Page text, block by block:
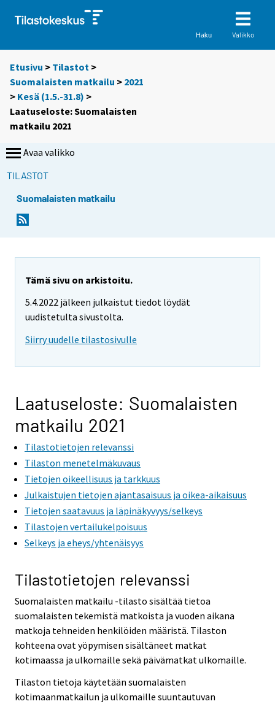
Haku Valikko
Etusivu > Tilastot >
Suomalaisten matkailu > 2021
> Kesä (1.5.-31.8) >
Laatuseloste: Suomalaisten
matkailu 2021
Avaa valikko
TILASTOT
Suomalaisten matkailu
Tämä sivu on arkistoitu.
5.4.2022 jälkeen julkaistut tiedot löydät
uudistetulta sivustolta.
Siirry uudelle tilastosivulle
Laatuseloste: Suomalaisten
matkailu 2021
Tilastotietojen relevanssi
Tilaston menetelmäkuvaus
Tietojen oikeellisuus ja tarkkuus
Julkaistujen tietojen ajantasaisuus ja oikea-aikaisuus
Tietojen saatavuus ja läpinäkyvyys/selkeys
Tilastojen vertailukelpoisuus
Selkeys ja eheys/yhtenäisyys
Tilastotietojen relevanssi
Suomalaisten matkailu -tilasto sisältää tietoa
suomalaisten tekemistä matkoista ja vuoden aikana
matkoja tehneiden henkilöiden määristä. Tilaston
kohteena ovat yöpymisen sisältäneet matkat
kotimaassa ja ulkomaille sekä päivämatkat ulkomaille.
Tilaston tietoja käytetään suomalaisten
kotimaanmatkailun ja ulkomaille suuntautuvan